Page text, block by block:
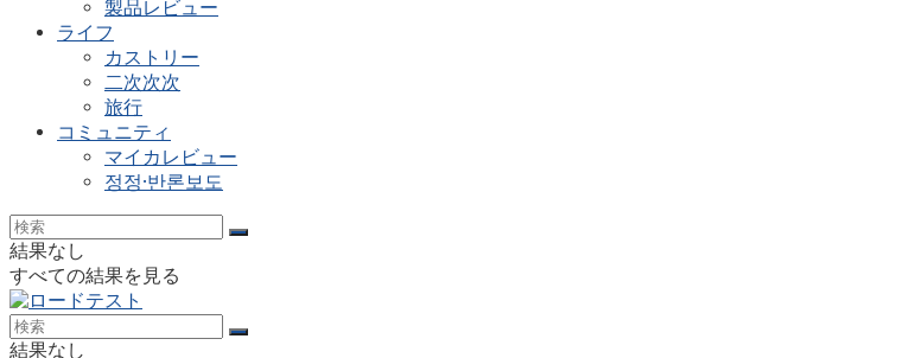
製品レビュー
ライフ
カストリー
二次次次
旅行
コミュニティ
マイカレビュー
정정·반론보도
結果なし
すべての結果を見る
結果なし